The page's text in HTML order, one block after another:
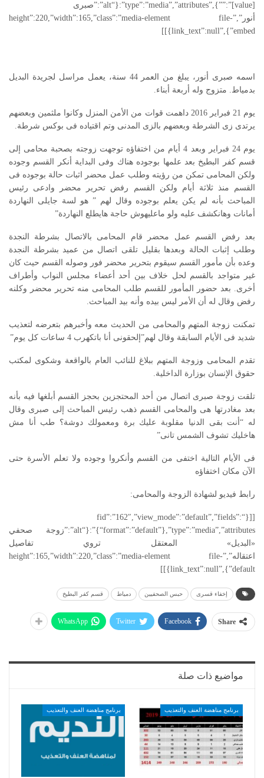
[value]”:””},”type”:”media”,”attributes”:{“alt”:”صبرى
أنور”,”height”:220,”width”:165,”class”:”media-element file-
embed”},”link_text”:null}]]
اسمه صبرى أنور، يبلغ من العمر 44 سنة، يعمل مراسل لجريدة البديل
بدمياط. متزوج وله أربعة أبناء.
يوم 21 فبراير 2016 داهمت قوات من الأمن المنزل وكانوا ملثمين وبعضهم
يرتدى زى الشرطة وبعضهم بالزى المدنى وتم اقتياده فى بوكس شرطة.
يوم 24 فبراير وبعد 4 أيام من اختفاؤه توجهت زوجته بصحبة محامى إلى
قسم كفر البطيخ بعد علمها بوجوده هناك وفى البداية أنكر القسم وجوده
ولكن المحامى تمكن من رؤيته وطلب عمل محضر اثبات حالة بوجوده فى
القسم منذ ثلاثة أيام ولكن القسم رفض تحرير محضر وادعى رئيس
المباحث بأنه لم يكن يعلم بوجوده وقال لهم ” هو لسة جايلى النهاردة
أمانات وهانكشف عليه ولو ماعليهوش حاجة هايطلع النهاردة”
بعد رفض القسم عمل محضر قام المحامى بالاتصال بشرطة النجدة
وطلب إثبات الحالة وبعدها بقليل تلقى اتصال من عميد بشرطة النجدة
وعده بأن مأمور القسم سيقوم بتحرير محضر فور وصوله القسم حيث كان
غير متواجد بالقسم لحل خلاف بين أحد أعضاء مجلس النواب وأطراف
أخرى. بعد حضور المأمور للقسم طلب المحامى منه تحرير محضر وكلنه
رفض وقال له أن الأمر ليس بيده وأنه بيد المباحث.
تمكنت زوجة المتهم والمحامى من الحديث معه وأخبرهم بتعرضه لتعذيب
شديد فى الأيام السابقة وقال لهم”إلحقونى أنا باتكهرب 4 ساعات كل يوم”
تقدم المحامى وزوجة المتهم ببلاغ للنائب العام بالواقعة وشكوى لمكتب
حقوق الإنسان بوزارة الداخلية.
تلقت زوجة صبرى اتصال من أحد المحتجزين بحجز القسم أبلغها فيه بأنه
بعد مغادرتها هى والمحامى القسم ذهب رئيس المباحث إلى صبرى وقال
له “أنت بقى الدنيا مقلوبة عليك برة ومعمولك دوشة؟ طب أنا مش
هاخليك تشوف الشمس تانى”
فى الأيام التالية اختفى من القسم وأنكروا وجوده ولا تعلم الأسرة حتى
الآن مكان اختفاؤه
رابط فيديو لشهادة الزوجة والمحامى:
[[{“fid”:”162″,”view_mode”:”default”,”fields”:
{“format”:”default”},”type”:”media”,”attributes”:{“alt”:”زوجة صحفي
«البديل» المعتقل تروي تفاصيل
اعتقاله”,”height”:165,”width”:220,”class”:”media-element file-
default”},”link_text”:null}]]
إخفاء قسرى حبس الصحفيين دمياط قسم كفر البطيخ
Share
Facebook
Twitter
WhatsApp
مواضيع ذات صلة
برنامج مناهضة العنف والتعذيب برنامج مناهضة العنف والتعذيب